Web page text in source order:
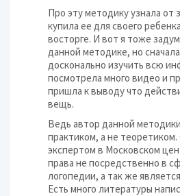
Про эту методику узнала от
купила ее для своего
восторге. И вот я тоже
данной методике, но
досконально изучить всю
посмотрела много видео и
пришла к выводу что
вещь.
Ведь автор данной
практиком, а не теоретиком.
экспертом в Московском
права не посредственно в
логопедии, а так же
Есть много литературы